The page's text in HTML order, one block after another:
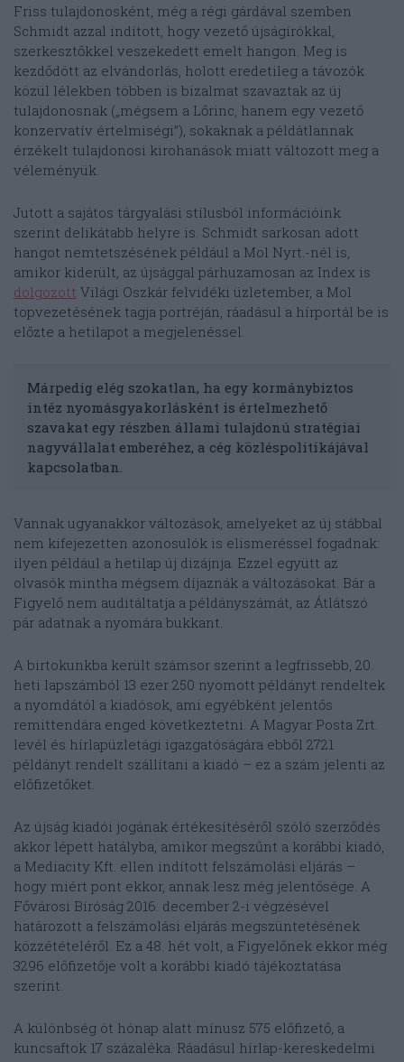
Friss tulajdonosként, még a régi gárdával szemben
Schmidt azzal indított, hogy vezető újságírókkal,
szerkesztőkkel veszekedett emelt hangon. Meg is
kezdődött az elvándorlás, holott eredetileg a távozók
közül lélekben többen is bizalmat szavaztak az új
tulajdonosnak („mégsem a Lőrinc, hanem egy vezető
konzervatív értelmiségi”), sokaknak a példátlannak
érzékelt tulajdonosi kirohanások miatt változott meg a
véleményük.
Jutott a sajátos tárgyalási stílusból információink
szerint delikátabb helyre is. Schmidt sarkosan adott
hangot nemtetszésének például a Mol Nyrt.-nél is,
amikor kiderült, az újsággal párhuzamosan az Index is
dolgozott Világi Oszkár felvidéki üzletember, a Mol
topvezetésének tagja portréján, ráadásul a hírportál be is
előzte a hetilapot a megjelenéssel.
Márpedig elég szokatlan, ha egy kormánybiztos
intéz nyomásgyakorlásként is értelmezhető
szavakat egy részben állami tulajdonú stratégiai
nagyvállalat emberéhez, a cég közléspolitikájával
kapcsolatban.
Vannak ugyanakkor változások, amelyeket az új stábbal
nem kifejezetten azonosulók is elismeréssel fogadnak:
ilyen például a hetilap új dizájnja. Ezzel együtt az
olvasók mintha mégsem díjaznák a változásokat. Bár a
Figyelő nem auditáltatja a példányszámát, az Átlátszó
pár adatnak a nyomára bukkant.
A birtokunkba került számsor szerint a legfrissebb, 20.
heti lapszámból 13 ezer 250 nyomott példányt rendeltek
a nyomdától a kiadósok, ami egyébként jelentős
remittendára enged következtetni. A Magyar Posta Zrt.
levél és hírlapüzletági igazgatóságára ebből 2721
példányt rendelt szállítani a kiadó – ez a szám jelenti az
előfizetőket.
Az újság kiadói jogának értékesítéséről szóló szerződés
akkor lépett hatályba, amikor megszűnt a korábbi kiadó,
a Mediacity Kft. ellen indított felszámolási eljárás –
hogy miért pont ekkor, annak lesz még jelentősége. A
Fővárosi Bíróság 2016. december 2-i végzésével
határozott a felszámolási eljárás megszüntetésének
közzétételéről. Ez a 48. hét volt, a Figyelőnek ekkor még
3296 előfizetője volt a korábbi kiadó tájékoztatása
szerint.
A különbség öt hónap alatt mínusz 575 előfizető, a
kuncsaftok 17 százaléka. Ráadásul hírlap-kereskedelmi